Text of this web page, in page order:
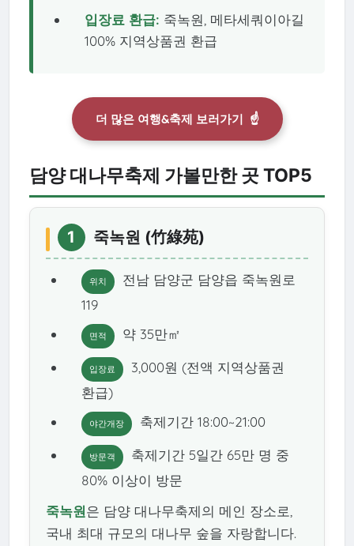
입장료 환급: 죽녹원, 메타세쿼이아길
100% 지역상품권 환급
더 많은 여행&축제 보러가기 ☝️
담양 대나무축제 가볼만한 곳 TOP5
1 죽녹원 (竹綠苑)
위치
전남 담양군 담양읍 죽녹원로
119
면적 약 35만㎡
입장료
3,000원 (전액 지역상품권
환급)
야간개장 축제기간 18:00~21:00
방문객
축제기간 5일간 65만 명 중
80% 이상이 방문
죽녹원은 담양 대나무축제의 메인 장소로,
국내 최대 규모의 대나무 숲을 자랑합니다.